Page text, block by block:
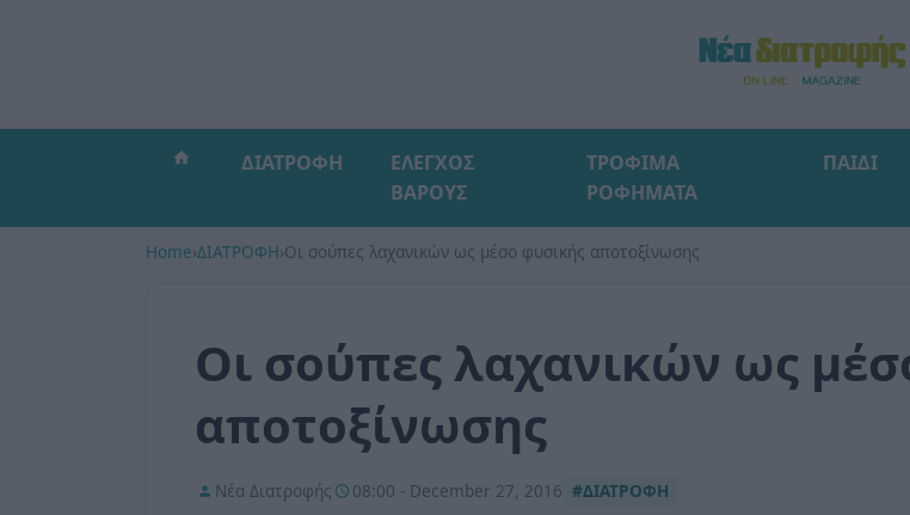
ΔΙΑΤΡΟΦΗ
ΕΛΕΓΧΟΣ
ΒΑΡΟΥΣ
ΤΡΟΦΙΜΑ
ΡΟΦΗΜΑΤΑ
ΠΑΙΔΙ
Home›ΔΙΑΤΡΟΦΗ›Οι σούπες λαχανικών ως μέσο φυσικής αποτοξίνωσης
Οι σούπες λαχανικών ως
αποτοξίνωσης
Νέα Διατροφής 08:00 - December 27, 2016 #ΔΙΑΤΡΟΦΗ